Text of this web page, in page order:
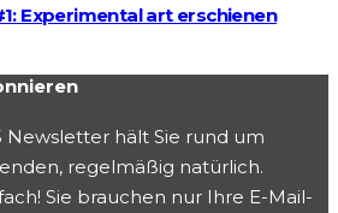
Experimental art erschienen
Newsletter hält Sie rund um
regelmäßig natürlich.
Sie brauchen nur Ihre E-Mail-